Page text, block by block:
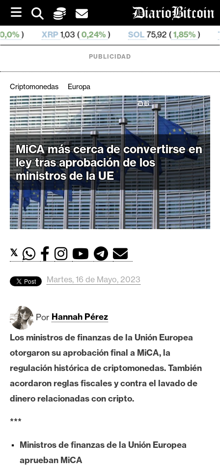
i
p
t
o
1,03 (0,24%) SOL75,92 ( 1,85%) TRX0,329 995
C
r
i
p
t
o
M
e
r
c
o
i
c
o
i
n
h
e
r
PUBLICIDAD
Criptomonedas Europa
MiCA más cerca de convertirse en
ley tras aprobación de los
ministros de la UE
𝕏
Martes, 16 de Mayo, 2023
Por Hannah Pérez
Los ministros de finanzas de la Unión Europea
otorgaron su aprobación final a MiCA, la
regulación histórica de criptomonedas. También
acordaron reglas fiscales y contra el lavado de
dinero relacionadas con cripto.
***
Ministros de finanzas de la Unión Europea
aprueban MiCA